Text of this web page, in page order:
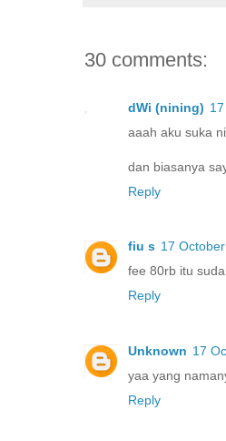
30 comments:
dWi (nining)
aaah aku suka
dan biasanya
Reply
fiu s 17
fee 80rb itu
Reply
Unknown 17
yaa yang
Reply